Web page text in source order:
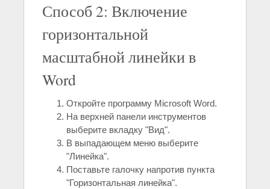
Способ 2: Включение
горизонтальной
масштабной линейки в
Word
Откройте программу Microsoft Word.
На верхней панели инструментов
выберите вкладку "Вид".
В выпадающем меню выберите
"Линейка".
Поставьте галочку напротив пункта
"Горизонтальная линейка".